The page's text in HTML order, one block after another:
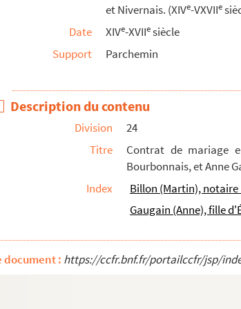
de Saint-Didier, à Jean Turaud. (28 mars ...
Marteaul, clerc, notaire de la chancellerie...
deux paroissiens de Saint-Didier. (4 octobre...
Noir, laboureur, pour un fief sis à La Saulbin en Do...
de feu Josseran Robin, à Pierre Robin, de Pier...
Robeau, d'une part, et Antoine Robeau, d'...
de Souvigny-le-Thion, à Jean de La Gou...
aux gens des comptes de Bourbonnais, leur
paroissien d'Huilhaux, passée devant la chanc...
de Pierrefitte, à son fils Antoine Guerry. (14...
Berthonnet, seigneur de Cuffiet, de la sixi...
au sujet de biens sis dans la paroisse du Pin...
et Jacques Robeau, de Pierrefitte, ses cousins. ...
février 1519)
et Nivernais. (XIVe-VXVIIe
Date
XIVe-XVIIesiècle
Support
Parchemin
Description du contenu
Division
24
Titre
Contrat de mariage
Bourbonnais, et Anne
Index
Billon (Martin), notaire
Gaugain (Anne), fille
document : https://ccfr.bnf.fr/portailccfr/jsp/